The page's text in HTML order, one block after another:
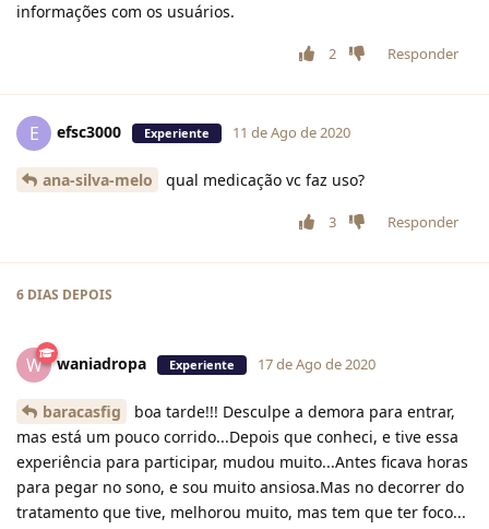
informações com os usuários.
2 Responder
E efsc3000 Experiente 11 de Ago de 2020
ana-silva-melo qual medicação vc faz uso?
3 Responder
6 DIAS DEPOIS
W waniadropa Experiente 17 de Ago de 2020
baracasfig
boa tarde!!! Desculpe a demora para entrar,
mas está um pouco corrido...Depois que conheci, e tive essa
experiência para participar, mudou muito...Antes ficava horas
para pegar no sono, e sou muito ansiosa.Mas no decorrer do
tratamento que tive, melhorou muito, mas tem que ter foco...